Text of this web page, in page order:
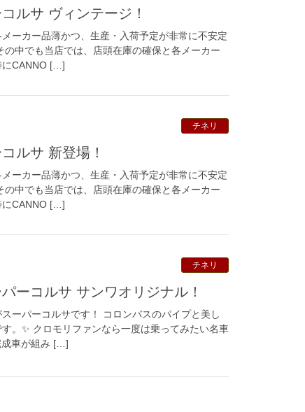
ルサ ヴィンテージ！
ーカー品薄かつ、生産・入荷予定が非常に不安定
中でも当店では、店頭在庫の確保と各メーカー
にCANNO […]
チネリ
ルサ 新登場！
ーカー品薄かつ、生産・入荷予定が非常に不安定
中でも当店では、店頭在庫の確保と各メーカー
にCANNO […]
チネリ
ーコルサ サンワオリジナル！
ーパーコルサです！ コロンバスのパイプと美し
。✨ クロモリファンなら一度は乗ってみたい名車
成車が組み […]